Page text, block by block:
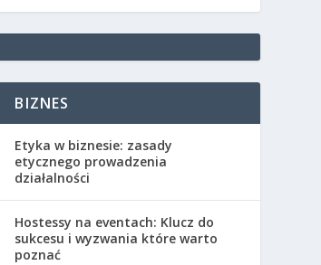
BIZNES
Etyka w biznesie: zasady
etycznego prowadzenia
działalności
Hostessy na eventach: Klucz do
sukcesu i wyzwania które warto
poznać